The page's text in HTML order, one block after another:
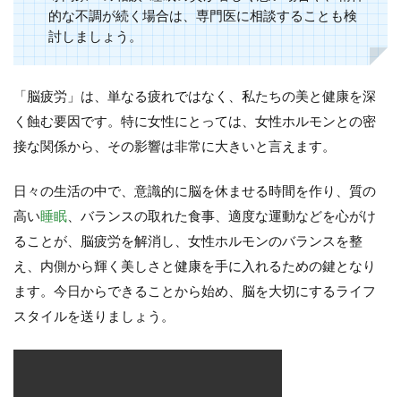
的な不調が続く場合は、専門医に相談することも検
討しましょう。
「脳疲労」は、単なる疲れではなく、私たちの美と健康を深
く蝕む要因です。特に女性にとっては、女性ホルモンとの密
接な関係から、その影響は非常に大きいと言えます。
日々の生活の中で、意識的に脳を休ませる時間を作り、質の
高い睡眠、バランスの取れた食事、適度な運動などを心がけ
ることが、脳疲労を解消し、女性ホルモンのバランスを整
え、内側から輝く美しさと健康を手に入れるための鍵となり
ます。今日からできることから始め、脳を大切にするライフ
スタイルを送りましょう。